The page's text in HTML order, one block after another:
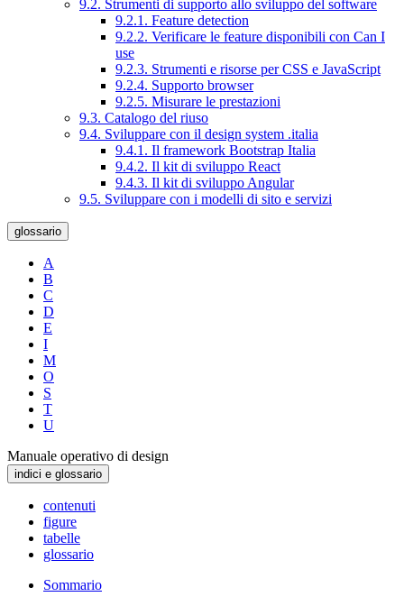
9.2. Strumenti di supporto allo sviluppo del software
9.2.1. Feature detection
9.2.2. Verificare le feature disponibili con Can I
use
9.2.3. Strumenti e risorse per CSS e JavaScript
9.2.4. Supporto browser
9.2.5. Misurare le prestazioni
9.3. Catalogo del riuso
9.4. Sviluppare con il design system .italia
9.4.1. Il framework Bootstrap Italia
9.4.2. Il kit di sviluppo React
9.4.3. Il kit di sviluppo Angular
9.5. Sviluppare con i modelli di sito e servizi
glossario
A
B
C
D
E
I
M
O
S
T
U
Manuale operativo di design
indici e glossario
contenuti
figure
tabelle
glossario
Sommario